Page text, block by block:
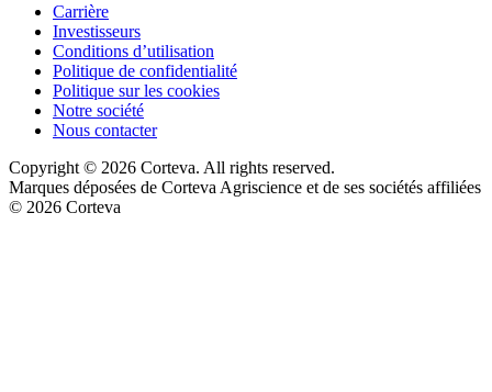
Carrière
Investisseurs
Conditions d’utilisation
Politique de confidentialité
Politique sur les cookies
Notre société
Nous contacter
Copyright © 2026 Corteva. All rights reserved.
Marques déposées de Corteva Agriscience et de ses sociétés affiliées
© 2026 Corteva